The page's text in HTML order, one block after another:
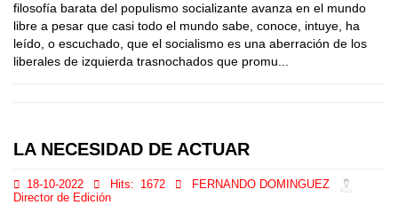
filosofía barata del populismo socializante avanza en el mundo
libre a pesar que casi todo el mundo sabe, conoce, intuye, ha
leído, o escuchado, que el socialismo es una aberración de los
liberales de izquierda trasnochados que promu...
LA NECESIDAD DE ACTUAR
18-10-2022 Hits: 1672
FERNANDO DOMINGUEZ
Director de Edición